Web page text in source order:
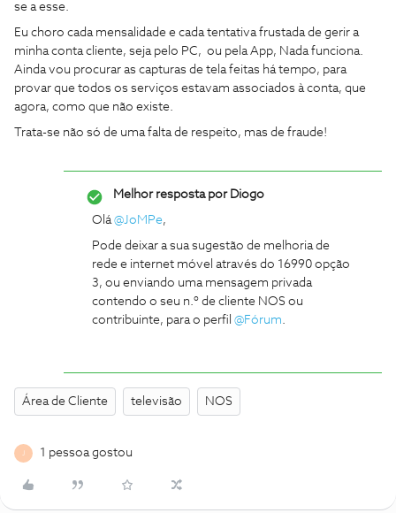
se a esse.
Eu choro cada mensalidade e cada tentativa frustada de gerir a
minha conta cliente, seja pelo PC, ou pela App, Nada funciona.
Ainda vou procurar as capturas de tela feitas há tempo, para
provar que todos os serviços estavam associados à conta, que
agora, como que não existe.
Trata-se não só de uma falta de respeito, mas de fraude!
Melhor resposta porDiogo
Olá@JoMPe,
Pode deixar a sua sugestão de melhoria de
rede e internet móvel através do 16990 opção
3, ou enviando uma mensagem privada
contendo o seu n.º de cliente NOS ou
contribuinte, para o perfil @Fórum.
Área de Cliente televisão NOS
1 pessoa gostou